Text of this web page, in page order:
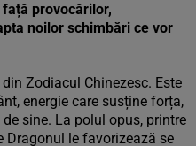
provocărilor,
noilor schimbări ce vor
Zodiacul Chinezesc. Este
energie care susține forța,
sine. La polul opus, printre
Dragonul le favorizează se